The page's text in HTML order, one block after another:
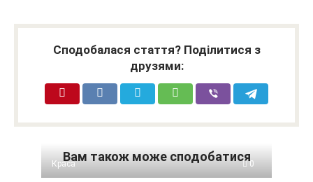
Сподобалася стаття? Поділитися з
друзями:
Вам також може сподобатися
Краса 0